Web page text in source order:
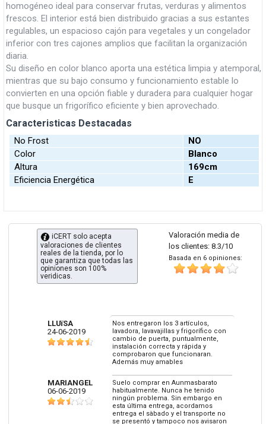
homogéneo ideal para conservar frutas, verduras y alimentos
frescos. El interior está bien distribuido gracias a sus estantes
regulables, un espacioso cajón para vegetales y un congelador
inferior con tres cajones amplios que facilitan la organización
diaria.
Su diseño en color blanco aporta una estética limpia y atemporal,
mientras que su bajo consumo y funcionamiento estable lo
convierten en una opción fiable y duradera para cualquier hogar
que busque un frigorífico eficiente y bien aprovechado.
Caracteristicas Destacadas
No Frost
NO
Color
Blanco
Altura
169cm
Eficiencia Energética
E
Valoración media de
los clientes: 8.3/10
Basada en 6 opiniones:
iCERT solo acepta
valoraciones de clientes
reales de la tienda, por lo
que garantiza que todas las
opiniones son 100%
veridicas.
LLUïSA
24-06-2019
Nos entregaron los 3 artículos,
lavadora, lavavajillas y frigorífico con
cambio de puerta, puntualmente,
instalación correcta y rápida y
comprobaron que funcionaran.
Además muy amables
MARIANGEL
06-06-2019
Suelo comprar en Aunmasbarato
habitualmente. Nunca he tenido
ningún problema. Sin embargo en
esta última entrega, acordamos
entrega el sàbado y el transporte no
se presentó y tampoco nos avisaron